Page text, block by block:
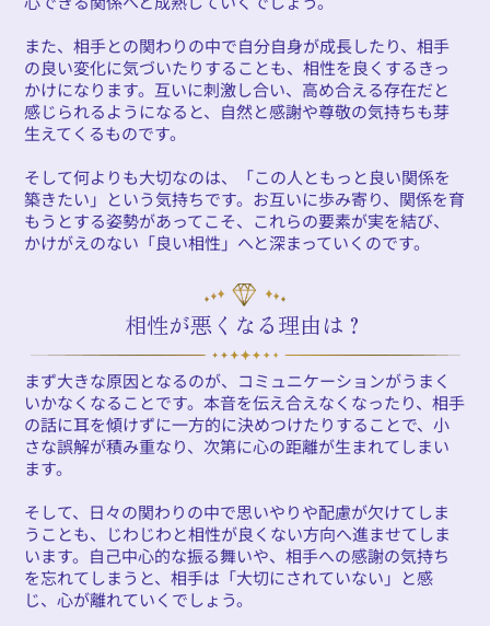
また、相手との関わりの中で自分自身が成長したり、相手
の良い変化に気づいたりすることも、相性を良くするきっ
かけになります。互いに刺激し合い、高め合える存在だと
感じられるようになると、自然と感謝や尊敬の気持ちも芽
生えてくるものです。
そして何よりも大切なのは、「この人ともっと良い関係を
築きたい」という気持ちです。お互いに歩み寄り、関係を育
もうとする姿勢があってこそ、これらの要素が実を結び、
かけがえのない「良い相性」へと深まっていくのです。
相性が悪くなる理由は？
まず大きな原因となるのが、コミュニケーションがうまく
いかなくなることです。本音を伝え合えなくなったり、相手
の話に耳を傾けずに一方的に決めつけたりすることで、小
さな誤解が積み重なり、次第に心の距離が生まれてしまい
ます。
そして、日々の関わりの中で思いやりや配慮が欠けてしま
うことも、じわじわと相性が良くない方向へ進ませてしま
います。自己中心的な振る舞いや、相手への感謝の気持ち
を忘れてしまうと、相手は「大切にされていない」と感
じ、心が離れていくでしょう。